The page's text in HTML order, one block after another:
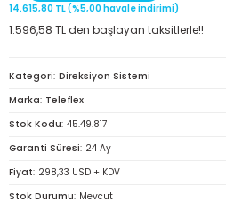
14.615,80 TL (%5,00 havale indirimi)
1.596,58 TL den başlayan taksitlerle!!
Kategori Direksiyon Sistemi
Marka Teleflex
Stok Kodu 45.49.817
Garanti Süresi 24 Ay
Fiyat 298,33 USD + KDV
Stok Durumu Mevcut